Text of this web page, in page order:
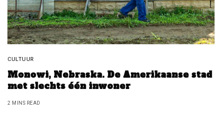
CULTUUR
Monowi, Nebraska. De Amerikaanse stad
met slechts één inwoner
2 MINS READ